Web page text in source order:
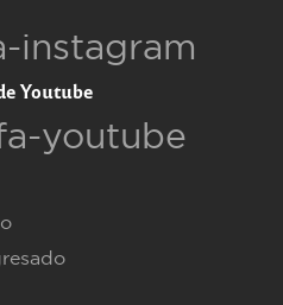
instagram
Youtube
youtube